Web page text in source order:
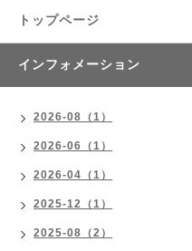
トップページ
インフォメーション
2026-08（1）
2026-06（1）
2026-04（1）
2025-12（1）
2025-08（2）